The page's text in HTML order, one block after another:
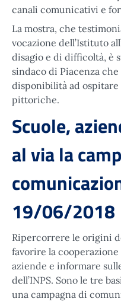
canali comunicativi e
La mostra, che
vocazione dell’Istituto
disagio e di difficoltà, è
sindaco di Piacenza
disponibilità ad
pittoriche.
Scuole,
al via la
19/06/2018
Ripercorrere le origini
favorire la
aziende e informare
dell’INPS. Sono le tre
una campagna di